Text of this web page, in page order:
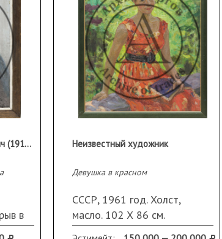
Кетов Александр Дмитриевич (1914 - 2011)
в
Неизвестный художник
Девушка в красном
СССР, 1961 год. Холст,
масло. 102 Х 86 см.
Неразборчивая подпись в